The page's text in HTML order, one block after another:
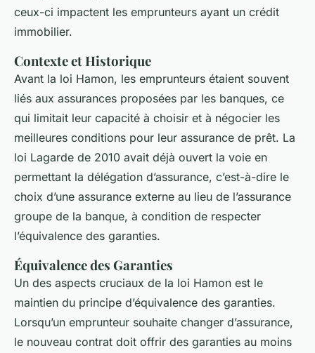
ceux-ci impactent les emprunteurs ayant un crédit
immobilier.
Contexte et Historique
Avant la loi Hamon, les emprunteurs étaient souvent
liés aux assurances proposées par les banques, ce
qui limitait leur capacité à choisir et à négocier les
meilleures conditions pour leur assurance de prêt. La
loi Lagarde de 2010 avait déjà ouvert la voie en
permettant la délégation d’assurance, c’est-à-dire le
choix d’une assurance externe au lieu de l’assurance
groupe de la banque, à condition de respecter
l’équivalence des garanties.
Équivalence des Garanties
Un des aspects cruciaux de la loi Hamon est le
maintien du principe d’équivalence des garanties.
Lorsqu’un emprunteur souhaite changer d’assurance,
le nouveau contrat doit offrir des garanties au moins